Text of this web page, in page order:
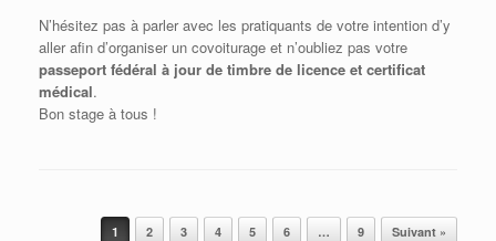
N’hésitez pas à parler avec les pratiquants de votre intention d’y
aller afin d’organiser un covoiturage et n’oubliez pas votre
passeport fédéral à jour de timbre de licence et certificat
médical.
Bon stage à tous !
Post navigation
1 2 3 4 5 6 … 9 Suivant »